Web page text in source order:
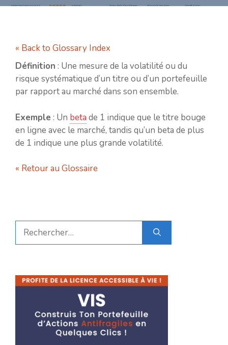
« Back to Glossary Index
Définition : Une mesure de la volatilité ou du
risque systématique d’un titre ou d’un portefeuille
par rapport au marché dans son ensemble.
Exemple : Un beta de 1 indique que le titre bouge
en ligne avec le marché, tandis qu’un beta de plus
de 1 indique une plus grande volatilité.
« Retour au Glossaire
Rechercher :